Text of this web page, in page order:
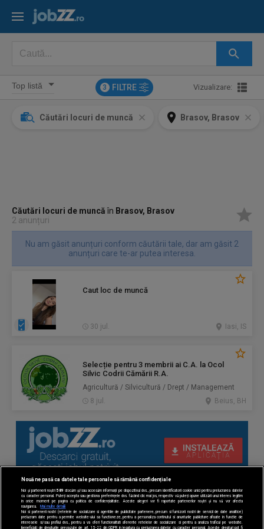
3 FILTRE Vizualizare:
Căutări locuri de muncă Brasov, Brasov
Căutări locuri de muncăîn Brasov, Brasov
2 anunțuri
Nu am găsit anunțuri conform căutării tale, dar am găsit 2
anunțuri care te-ar putea interesa.
Caut loc de muncă
30 jul. Iasi, IS
Selecție pentru 3 membrii ai C.A. la Ocol
Silvic Codrii Cămării R.A.
Agricultură / Silvicultură / Drept / Management
8 jul.
Beius, BH
Nouă ne pasă ca datele tale personale să rămână confidențiale
Noi și partenerii noștri 589 stocăm și/sau accesăm informații pe dispozitivul dvs., precum identificatorii cookie unici pentru prelucrarea datelor
cu caracter personal. Puteți accepta sau gestiona preferințele dvs. făcând clic mai jos, respectiv vă puteți opune utilizării unui interes legitim
în orice moment pe pagina cu politica de confidențialitate. Aceste alegeri vor fi raportate partenerilor noștri și nu vă vor afecta
navigarea.
Mai multe detalii
Noi si partenerii nostri (retelele de socializare si agentiile de publicitate partenere, precum si furnizorii nostri de servicii de date analitice)
prelucram date pentru a permite website-ului sa functioneze, pentru a personaliza continutul si anunturile publicitare afisate in functie de
interesele si/sau profilul dvs., pentru a va oferi functionalitati aferente retelelor de socializare si pentru a analiza traficul pe website.
Beneficiati de drepturile prevazute de art. 15-22 din GDPR in legatura cu prelucrarea datelor cu caracter personal. Aceste drepturi pot fi